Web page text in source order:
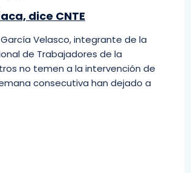
dice CNTE
Velasco, integrante de la
de Trabajadores de la
no temen a la intervención de
consecutiva han dejado a